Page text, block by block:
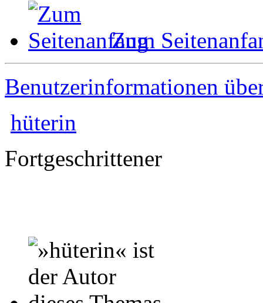
Zum
Benutzerinformationen
hüterin
Fortgeschrittener